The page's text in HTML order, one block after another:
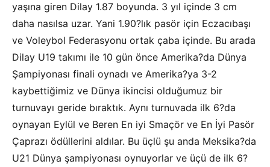
yaşına giren Dilay 1.87 boyunda. 3 yıl içinde 3 cm
daha nasılsa uzar. Yani 1.90?lık pasör için Eczacıbaşı
ve Voleybol Federasyonu ortak çaba içinde. Bu arada
Dilay U19 takımı ile 10 gün önce Amerika?da Dünya
Şampiyonası finali oynadı ve Amerika?ya 3-2
kaybettiğimiz ve Dünya ikincisi olduğumuz bir
turnuvayı geride bıraktık. Aynı turnuvada ilk 6?da
oynayan Eylül ve Beren En iyi Smaçör ve En İyi Pasör
Çaprazı ödüllerini aldılar. Bu üçlü şu anda Meksika?da
U21 Dünya şampiyonası oynuyorlar ve üçü de ilk 6?